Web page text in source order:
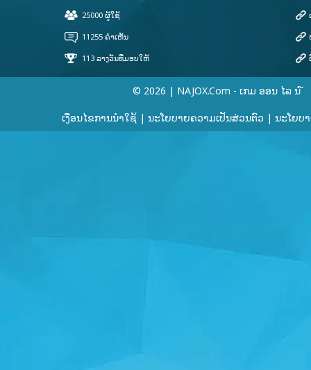
© 2026 | NAJOX.com - ເກມ ອອນ ໄລ ນ ໌
ເງື່ອນໄຂການນໍາໃຊ້ | ນະໂຍບາຍຄວາມເປັນສ່ວນຕົວ | ນະໂຍບ